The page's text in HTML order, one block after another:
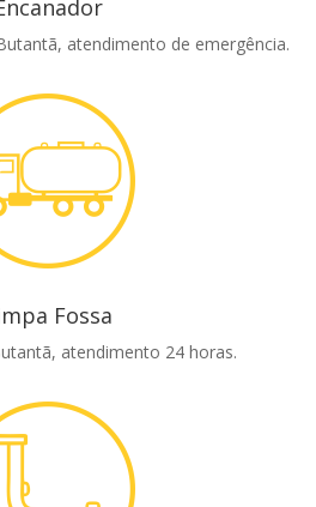
atendimento de emergência.
Fossa
atendimento 24 horas.